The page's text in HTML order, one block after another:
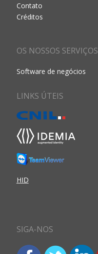
Contato
Créditos
OS NOSSOS SERVIÇOS
Software de negócios
LINKS ÚTEIS
HID
SIGA-NOS